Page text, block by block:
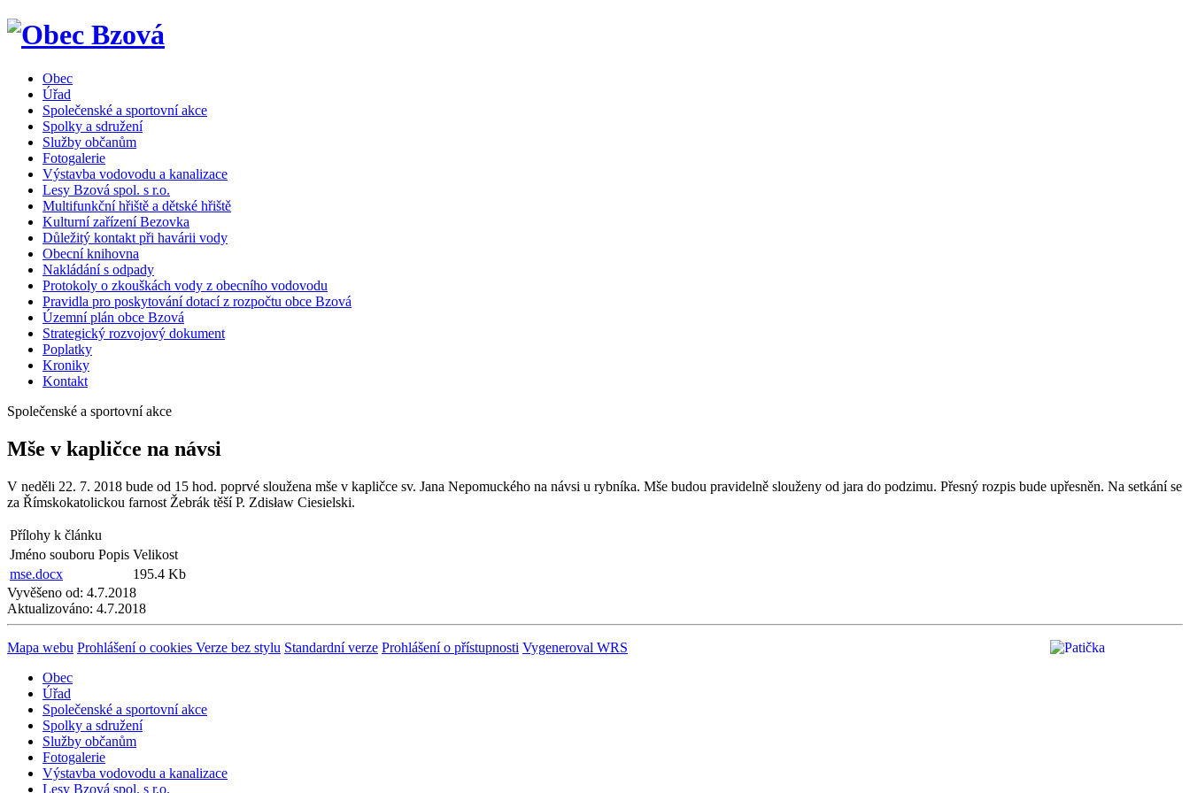
Obec
Úřad
Společenské a sportovní akce
Spolky a sdružení
Služby občanům
Fotogalerie
Výstavba vodovodu a kanalizace
Lesy Bzová spol. s r.o.
Multifunkční hřiště a dětské hřiště
Kulturní zařízení Bezovka
Důležitý kontakt při havárii vody
Obecní knihovna
Nakládání s odpady
Protokoly o zkouškách vody z obecního vodovodu
Pravidla pro poskytování dotací z rozpočtu obce Bzová
Územní plán obce Bzová
Strategický rozvojový dokument
Poplatky
Kroniky
Kontakt
Společenské a sportovní akce
Mše v kapličce na návsi
V neděli 22. 7. 2018 bude od 15 hod. poprvé sloužena mše v kapličce sv. Jana Nepomuckého na návsi u rybníka. Mše budou pravidelně slouženy od jara do podzimu. Přesný rozpis bude upřesněn. Na setkání se
za Římskokatolickou farnost Žebrák těší P. Zdisław Ciesielski.
Přílohy k článku
Jméno souboru Popis Velikost
mse.docx
195.4 Kb
Vyvěšeno od: 4.7.2018
Aktualizováno: 4.7.2018
Mapa webu Prohlášení o cookies Verze bez stylu Standardní verze Prohlášení o přístupnosti Vygeneroval WRS
Obec
Úřad
Společenské a sportovní akce
Spolky a sdružení
Služby občanům
Fotogalerie
Výstavba vodovodu a kanalizace
Lesy Bzová spol. s r.o.